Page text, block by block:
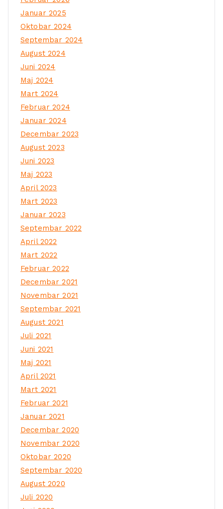
Januar 2025
Oktobar 2024
Septembar 2024
August 2024
Juni 2024
Maj 2024
Mart 2024
Februar 2024
Januar 2024
Decembar 2023
August 2023
Juni 2023
Maj 2023
April 2023
Mart 2023
Januar 2023
Septembar 2022
April 2022
Mart 2022
Februar 2022
Decembar 2021
Novembar 2021
Septembar 2021
August 2021
Juli 2021
Juni 2021
Maj 2021
April 2021
Mart 2021
Februar 2021
Januar 2021
Decembar 2020
Novembar 2020
Oktobar 2020
Septembar 2020
August 2020
Juli 2020